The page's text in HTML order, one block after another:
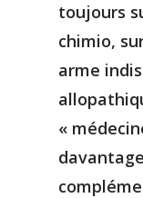
toujours
chimio,
arme
«